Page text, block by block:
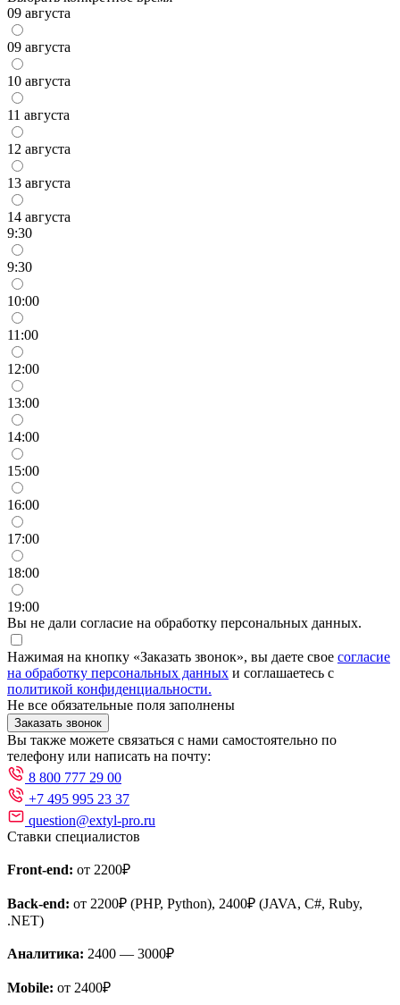
09 августа
09 августа
10 августа
11 августа
12 августа
13 августа
14 августа
9:30
9:30
10:00
11:00
12:00
13:00
14:00
15:00
16:00
17:00
18:00
19:00
Вы не дали согласие на обработку персональных данных.
Нажимая на кнопку «Заказать звонок», вы даете свое согласие
на обработку персональных данных и соглашаетесь с
политикой конфиденциальности.
Не все обязательные поля заполнены
Заказать звонок
Вы также можете связаться с нами самостоятельно по
телефону или написать на почту:
8 800 777 29 00
+7 495 995 23 37
question@extyl-pro.ru
Ставки специалистов
Front-end: от 2200₽
Back-end: от 2200₽ (PHP, Python), 2400₽ (JAVA, C#, Ruby,
.NET)
Аналитика: 2400 — 3000₽
Mobile: от 2400₽